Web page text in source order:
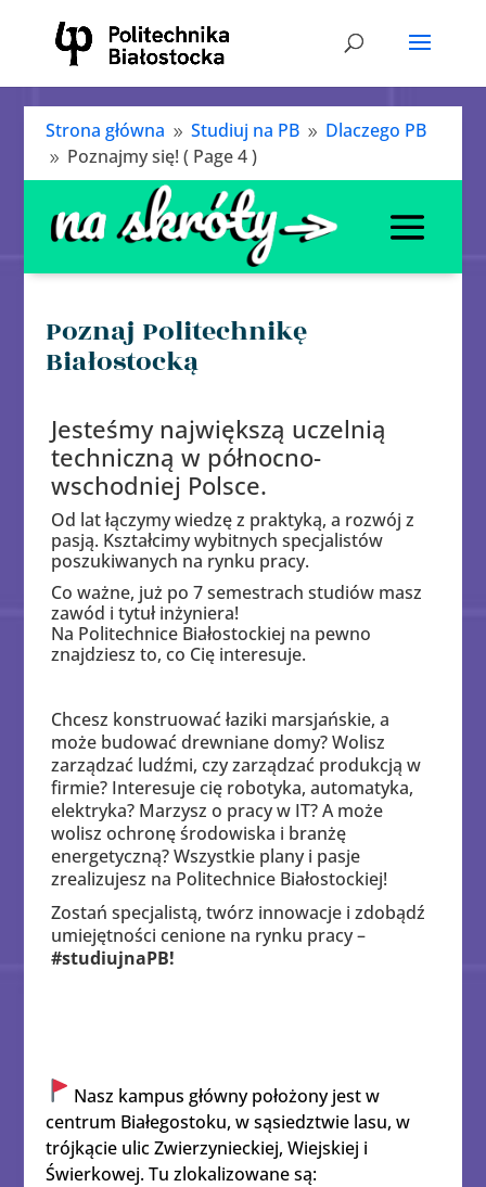
Strona główna 9 Studiuj na PB 9 Dlaczego PB
9 Poznajmy się! ( Page 4 )
Poznaj Politechnikę
Białostocką
Jesteśmy największą uczelnią
techniczną w północno-
wschodniej Polsce.
Od lat łączymy wiedzę z praktyką, a rozwój z
pasją. Kształcimy wybitnych specjalistów
poszukiwanych na rynku pracy.
Co ważne, już po 7 semestrach studiów masz
zawód i tytuł inżyniera!
Na Politechnice Białostockiej na pewno
znajdziesz to, co Cię interesuje.
Chcesz konstruować łaziki marsjańskie, a
może budować drewniane domy? Wolisz
zarządzać ludźmi, czy zarządzać produkcją w
firmie? Interesuje cię robotyka, automatyka,
elektryka? Marzysz o pracy w IT? A może
wolisz ochronę środowiska i branżę
energetyczną? Wszystkie plany i pasje
zrealizujesz na Politechnice Białostockiej!
Zostań specjalistą, twórz innowacje i zdobądź
umiejętności cenione na rynku pracy –
#studiujnaPB!
Nasz kampus główny położony jest w
centrum Białegostoku, w sąsiedztwie lasu, w
trójkącie ulic Zwierzynieckiej, Wiejskiej i
Świerkowej. Tu zlokalizowane są: